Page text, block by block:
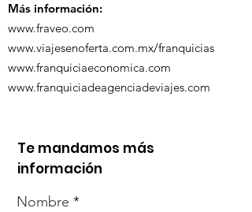
Más información:
www.fraveo.com
www.viajesenoferta.com.mx/franquicias
www.franquiciaeconomica.com
www.franquiciadeagenciadeviajes.com
Te mandamos más
información
Nombre